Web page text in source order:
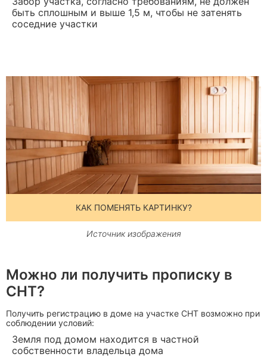
быть сплошным и выше 1,5 м, чтобы не затенять
соседние участки
КАК ПОМЕНЯТЬ КАРТИНКУ?
Источник изображения
Можно ли получить прописку в
СНТ?
Получить регистрацию в доме на участке СНТ возможно при
соблюдении условий:
Земля под домом находится в частной
собственности владельца дома